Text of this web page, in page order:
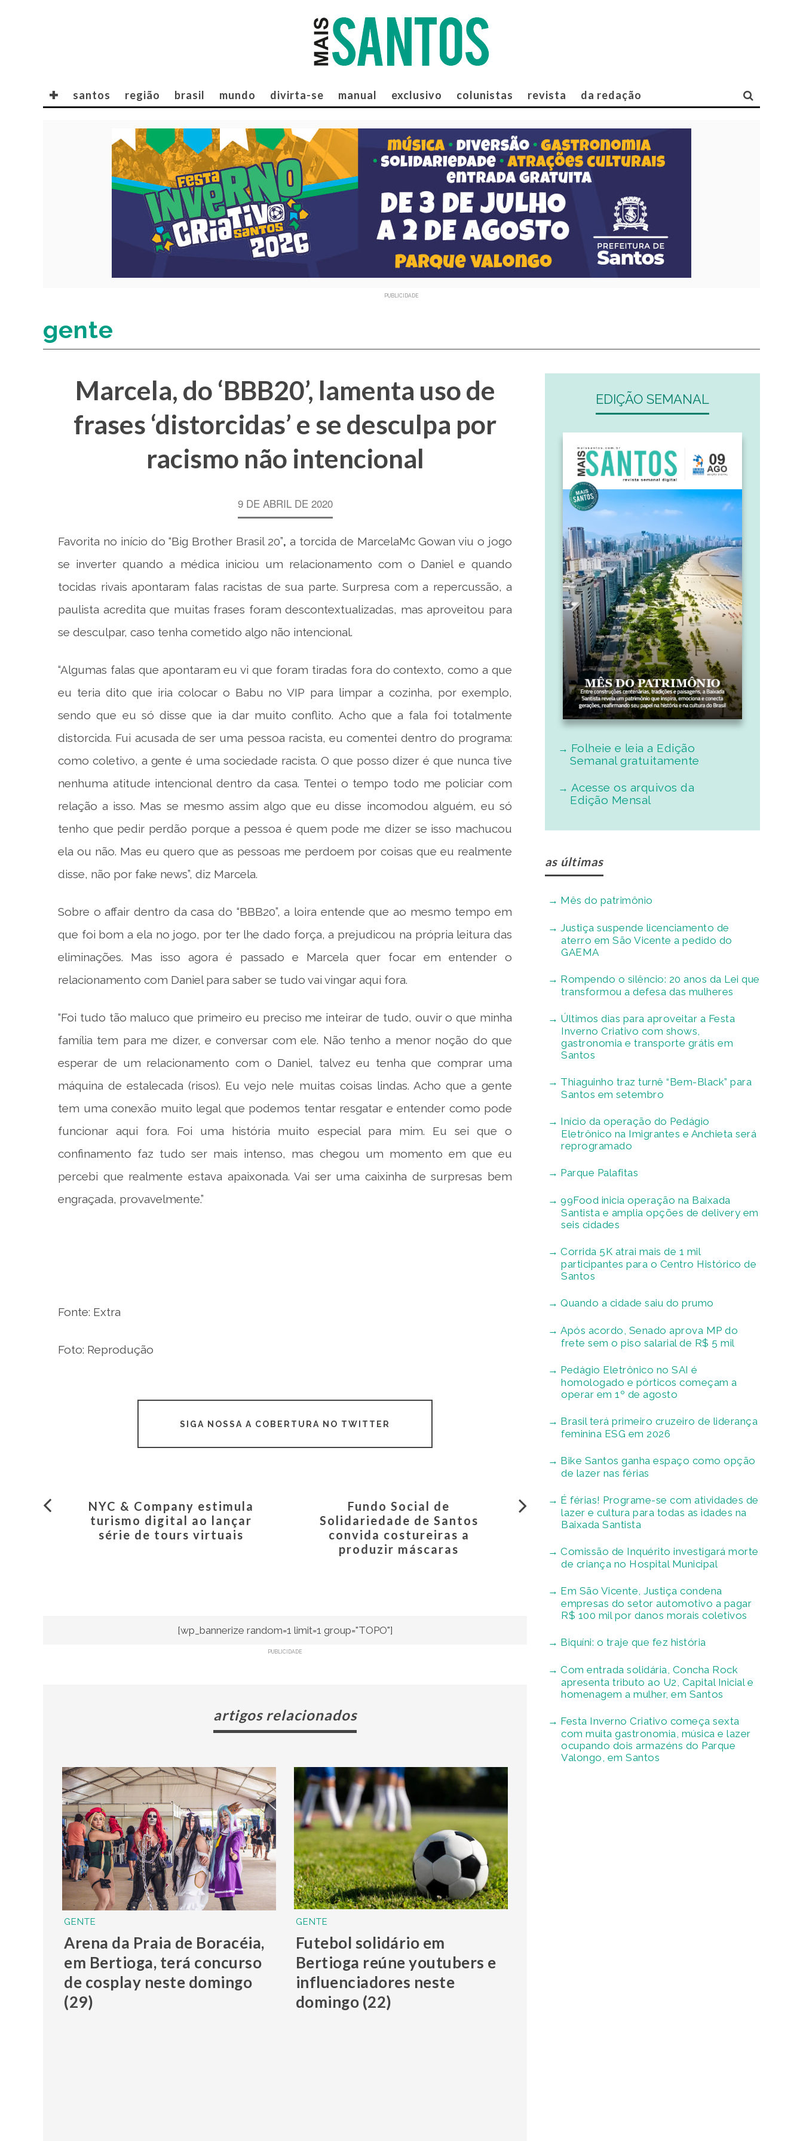
✚ santos região brasil mundo divirta-se manual exclusivo colunistas revista da redação
PUBLICIDADE
gente
Marcela, do ‘BBB20’, lamenta uso de
frases ‘distorcidas’ e se desculpa por
racismo não intencional
9 DE ABRIL DE 2020
Favorita no início do “Big Brother Brasil 20”, a torcida de MarcelaMc Gowan viu o jogo
se inverter quando a médica iniciou um relacionamento com o Daniel e quando
tocidas rivais apontaram falas racistas de sua parte. Surpresa com a repercussão, a
paulista acredita que muitas frases foram descontextualizadas, mas aproveitou para
se desculpar, caso tenha cometido algo não intencional.
“Algumas falas que apontaram eu vi que foram tiradas fora do contexto, como a que
eu teria dito que iria colocar o Babu no VIP para limpar a cozinha, por exemplo,
sendo que eu só disse que ia dar muito conflito. Acho que a fala foi totalmente
distorcida. Fui acusada de ser uma pessoa racista, eu comentei dentro do programa:
como coletivo, a gente é uma sociedade racista. O que posso dizer é que nunca tive
nenhuma atitude intencional dentro da casa. Tentei o tempo todo me policiar com
relação a isso. Mas se mesmo assim algo que eu disse incomodou alguém, eu só
tenho que pedir perdão porque a pessoa é quem pode me dizer se isso machucou
ela ou não. Mas eu quero que as pessoas me perdoem por coisas que eu realmente
disse, não por fake news”, diz Marcela.
Sobre o affair dentro da casa do “BBB20”, a loira entende que ao mesmo tempo em
que foi bom a ela no jogo, por ter lhe dado força, a prejudicou na própria leitura das
eliminações. Mas isso agora é passado e Marcela quer focar em entender o
relacionamento com Daniel para saber se tudo vai vingar aqui fora.
“Foi tudo tão maluco que primeiro eu preciso me inteirar de tudo, ouvir o que minha
família tem para me dizer, e conversar com ele. Não tenho a menor noção do que
esperar de um relacionamento com o Daniel, talvez eu tenha que comprar uma
máquina de estalecada (risos). Eu vejo nele muitas coisas lindas. Acho que a gente
tem uma conexão muito legal que podemos tentar resgatar e entender como pode
funcionar aqui fora. Foi uma história muito especial para mim. Eu sei que o
confinamento faz tudo ser mais intenso, mas chegou um momento em que eu
percebi que realmente estava apaixonada. Vai ser uma caixinha de surpresas bem
engraçada, provavelmente.”
Fonte: Extra
Foto: Reprodução
SIGA NOSSA A COBERTURA NO TWITTER
NYC & Company estimula
turismo digital ao lançar
série de tours virtuais
Fundo Social de
Solidariedade de Santos
convida costureiras a
produzir máscaras
[wp_bannerize random=1 limit=1 group="TOPO"]
PUBLICIDADE
artigos relacionados
GENTE
Arena da Praia de Boracéia,
em Bertioga, terá concurso
de cosplay neste domingo
(29)
GENTE
Futebol solidário em
Bertioga reúne youtubers e
influenciadores neste
domingo (22)
EDIÇÃO SEMANAL
Folheie e leia a Edição
Semanal gratuitamente
Acesse os arquivos da
Edição Mensal
as últimas
Mês do patrimônio
Justiça suspende licenciamento de
aterro em São Vicente a pedido do
GAEMA
Rompendo o silêncio: 20 anos da Lei que
transformou a defesa das mulheres
Últimos dias para aproveitar a Festa
Inverno Criativo com shows,
gastronomia e transporte grátis em
Santos
Thiaguinho traz turnê “Bem-Black” para
Santos em setembro
Início da operação do Pedágio
Eletrônico na Imigrantes e Anchieta será
reprogramado
Parque Palafitas
99Food inicia operação na Baixada
Santista e amplia opções de delivery em
seis cidades
Corrida 5K atrai mais de 1 mil
participantes para o Centro Histórico de
Santos
Quando a cidade saiu do prumo
Após acordo, Senado aprova MP do
frete sem o piso salarial de R$ 5 mil
Pedágio Eletrônico no SAI é
homologado e pórticos começam a
operar em 1º de agosto
Brasil terá primeiro cruzeiro de liderança
feminina ESG em 2026
Bike Santos ganha espaço como opção
de lazer nas férias
É férias! Programe-se com atividades de
lazer e cultura para todas as idades na
Baixada Santista
Comissão de Inquérito investigará morte
de criança no Hospital Municipal
Em São Vicente, Justiça condena
empresas do setor automotivo a pagar
R$ 100 mil por danos morais coletivos
Biquíni: o traje que fez história
Com entrada solidária, Concha Rock
apresenta tributo ao U2, Capital Inicial e
homenagem a mulher, em Santos
Festa Inverno Criativo começa sexta
com muita gastronomia, música e lazer
ocupando dois armazéns do Parque
Valongo, em Santos